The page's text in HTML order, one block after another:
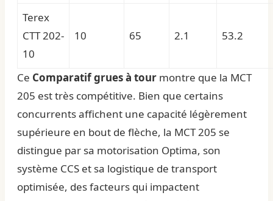
Terex
CTT 202-
10
10 65 2.1 53.2
Ce Comparatif grues à tour montre que la MCT
205 est très compétitive. Bien que certains
concurrents affichent une capacité légèrement
supérieure en bout de flèche, la MCT 205 se
distingue par sa motorisation Optima, son
système CCS et sa logistique de transport
optimisée, des facteurs qui impactent